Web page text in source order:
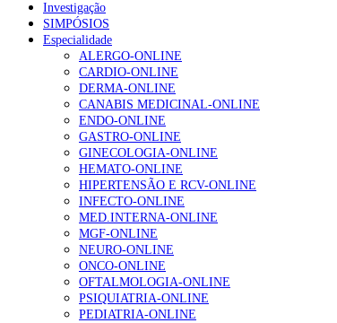
Investigação
SIMPÓSIOS
Especialidade
ALERGO-ONLINE
CARDIO-ONLINE
DERMA-ONLINE
CANABIS MEDICINAL-ONLINE
ENDO-ONLINE
GASTRO-ONLINE
GINECOLOGIA-ONLINE
HEMATO-ONLINE
HIPERTENSÃO E RCV-ONLINE
INFECTO-ONLINE
MED.INTERNA-ONLINE
MGF-ONLINE
NEURO-ONLINE
ONCO-ONLINE
OFTALMOLOGIA-ONLINE
PSIQUIATRIA-ONLINE
PEDIATRIA-ONLINE